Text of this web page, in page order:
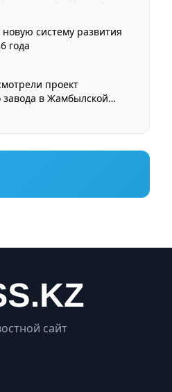
систему развития
года
проект
завода в Жамбылской
сайт